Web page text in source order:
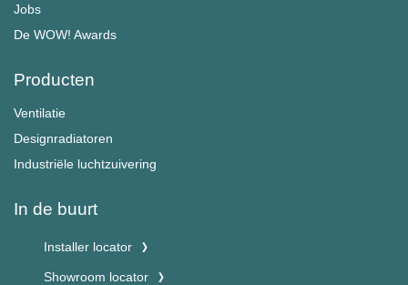
Jobs
De WOW! Awards
Producten
Ventilatie
Designradiatoren
Industriële luchtzuivering
In de buurt
Installer locator
Showroom locator